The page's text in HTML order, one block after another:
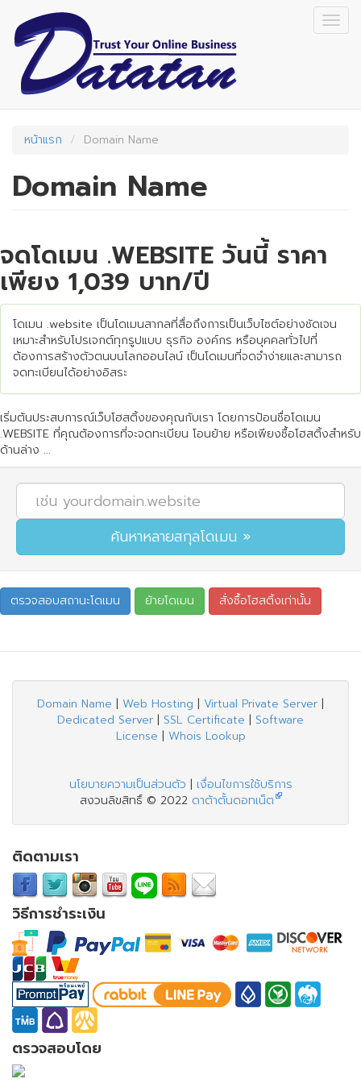
main
content
หน้าแรก Domain Name
Domain Name
จดโดเมน .WEBSITE วันนี้ ราคา
เพียง 1,039 บาท/ปี
โดเมน .website เป็นโดเมนสากลที่สื่อถึงการเป็นเว็บไซต์อย่างชัดเจน
เหมาะสำหรับโปรเจกต์ทุกรูปแบบ ธุรกิจ องค์กร หรือบุคคลทั่วไปที่
ต้องการสร้างตัวตนบนโลกออนไลน์ เป็นโดเมนที่จดจำง่ายและสามารถ
จดทะเบียนได้อย่างอิสระ
เริ่มต้นประสบการณ์เว็บโฮสติ้งของคุณกับเรา โดยการป้อนชื่อโดเมน
.WEBSITE ที่คุณต้องการที่จะจดทะเบียน โอนย้าย หรือเพียงซื้อโฮสติ้งสำหรับ
ด้านล่าง ...
Domain Name | Web Hosting | Virtual Private Server |
Dedicated Server | SSL Certificate | Software
License | Whois Lookup
นโยบายความเป็นส่วนตัว | เงื่อนไขการใช้บริการ
สงวนลิขสิทธิ์ © 2022 ดาต้าตั้นดอทเน็ต
ติดตามเรา
วิธีการชำระเงิน
ตรวจสอบโดย